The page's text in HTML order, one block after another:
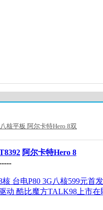
核平板 阿尔卡特Hero 8双
阿尔卡特Hero 8
核 台电P80 3G八核599元首发
动 酷比魔方TALK98上市在